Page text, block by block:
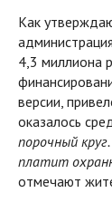
Как
4,3 миллиона
версии,
оказалось
порочный
платит
отмечают